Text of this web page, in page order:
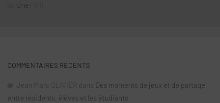
Une
COMMENTAIRES RÉCENTS
Jean Marc OLIVIER dans Des moments de jeux et de partage
entre résidents, élèves et les étudiants